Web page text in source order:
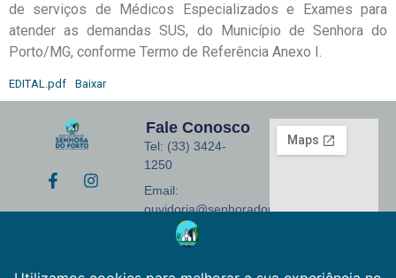
de serviços de Médicos Especializados e Exames para
atender as demandas SUS, do Município de Senhora do
Porto/MG, conforme Termo de Referência Anexo I.
EDITAL.pdf Baixar
Fale Conosco
Tel: (33) 3424-
1250
Email:
ouvidoria@senhoradoporto.mg.gov.br
Endereço: Praça
Coelho, 155